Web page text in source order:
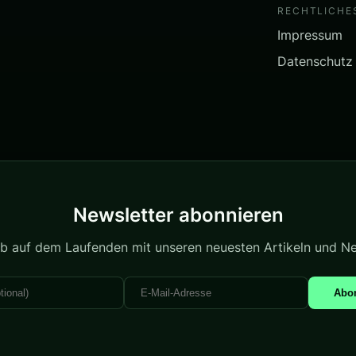
Impressum
Datenschutz
Newsletter abonnieren
auf dem Laufenden mit unseren neuesten Artikeln und